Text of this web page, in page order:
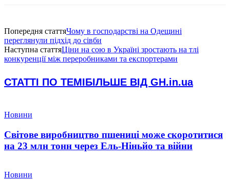
Попередня статтяЧому в господарстві на Одещині
переглянули підхід до сівби
Наступна статтяЦіни на сою в Україні зростають на тлі
конкуренції між переробниками та експортерами
СТАТТІ ПО ТЕМІБІЛЬШЕ ВІД GH.in.ua
Новини
Світове виробництво пшениці може скоротитися
на 23 млн тонн через Ель-Ніньйо та війни
Новини